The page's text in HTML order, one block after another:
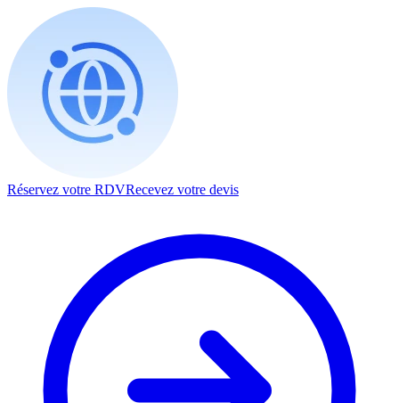
Réservez votre RDVRecevez votre devis